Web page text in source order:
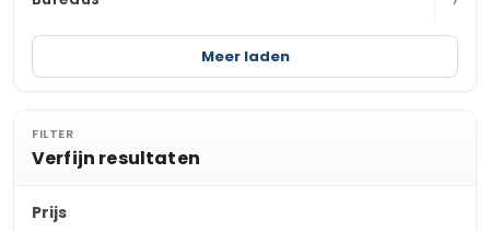
Meer laden
FILTER
Verfijn resultaten
Prijs